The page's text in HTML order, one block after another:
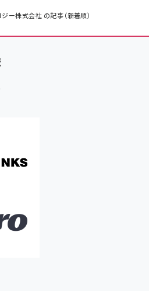
ー株式会社 の記事（新着順）